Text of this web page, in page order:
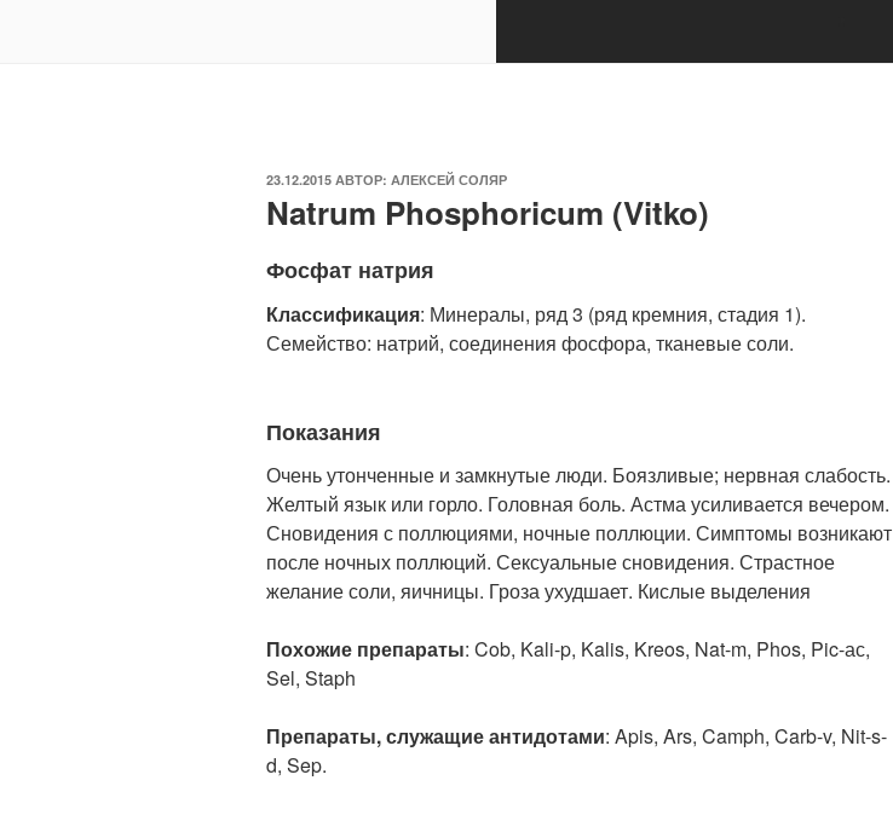
ОПУБЛИКОВАНО
23.12.2015 АВТОР: АЛЕКСЕЙ СОЛЯР
Natrum Phosphoricum (Vitko)
Фосфат натрия
Классификация: Минералы, ряд 3 (ряд кремния, стадия 1).
Семейство: натрий, соединения фосфора, тканевые соли.
Показания
Очень утонченные и замкнутые люди. Боязливые; нервная слабость.
Желтый язык или горло. Головная боль. Астма усиливается вечером.
Сновидения с поллюциями, ночные поллюции. Симптомы возникают
после ночных поллюций. Сексуальные сновидения. Страстное
желание соли, яичницы. Гроза ухудшает. Кислые выделения
Похожие препараты: Cob, Kali-p, Kalis, Kreos, Nat-m, Phos, Pic-ас,
Sel, Staph
Препараты, служащие антидотами: Apis, Ars, Camph, Carb-v, Nit-s-
d, Sep.